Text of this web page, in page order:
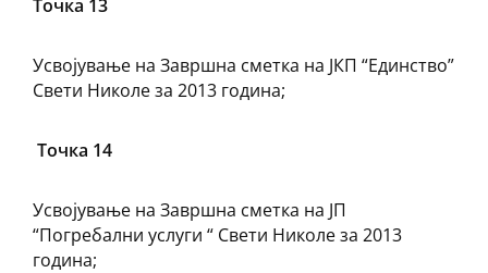
Точка 13
Усвојување на Завршна сметка на ЈКП “Единство”
Свети Николе за 2013 година;
Точка 14
Усвојување на Завршна сметка на ЈП
“Погребални услуги “ Свети Николе за 2013
година;